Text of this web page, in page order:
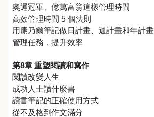
奧運冠軍、億萬富翁這樣管理時間
高效管理時間 5 個法則
用康乃爾筆記做日計畫、週計畫和年計畫
管理任務，提升效率
第8章 重塑閱讀和寫作
閱讀改變人生
成功人士讀什麼書
讀書筆記的正確使用方式
從不及格到作文滿分